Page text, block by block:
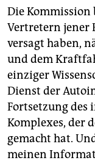
Die Kommission
Vertretern jener
versagt haben,
und dem
einziger
Dienst der
Fortsetzung
Komplexes, der
gemacht hat.
meinen